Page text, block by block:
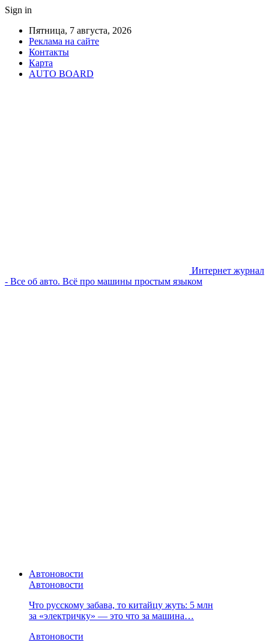
Sign in
Пятница, 7 августа, 2026
Реклама на сайте
Контакты
Карта
AUTO BOARD
Интернет журнал
- Все об авто. Всё про машины простым языком
Автоновости
Автоновости
Что русскому забава, то китайцу жуть: 5 млн
за «электричку» — это что за машина…
Автоновости